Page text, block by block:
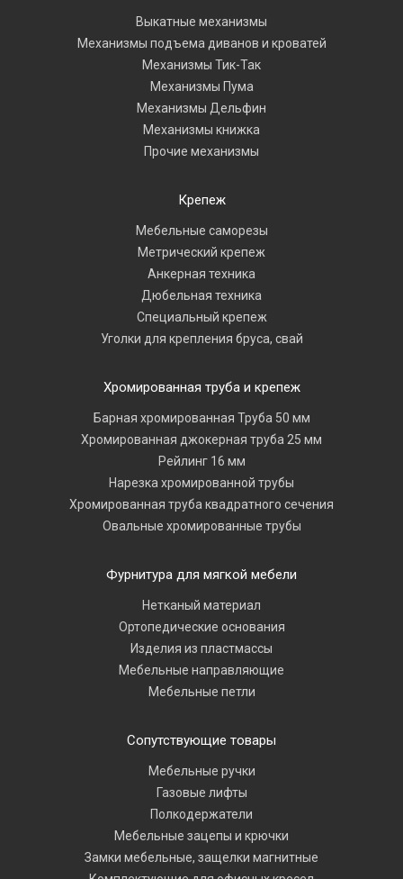
Выкатные механизмы
Механизмы подъема диванов и кроватей
Механизмы Тик-Так
Механизмы Пума
Механизмы Дельфин
Механизмы книжка
Прочие механизмы
Крепеж
Мебельные саморезы
Метрический крепеж
Анкерная техника
Дюбельная техника
Специальный крепеж
Уголки для крепления бруса, свай
Хромированная труба и крепеж
Барная хромированная Труба 50 мм
Хромированная джокерная труба 25 мм
Рейлинг 16 мм
Нарезка хромированной трубы
Хромированная труба квадратного сечения
Овальные хромированные трубы
Фурнитура для мягкой мебели
Нетканый материал
Ортопедические основания
Изделия из пластмассы
Мебельные направляющие
Мебельные петли
Сопутствующие товары
Мебельные ручки
Газовые лифты
Полкодержатели
Мебельные зацепы и крючки
Замки мебельные, защелки магнитные